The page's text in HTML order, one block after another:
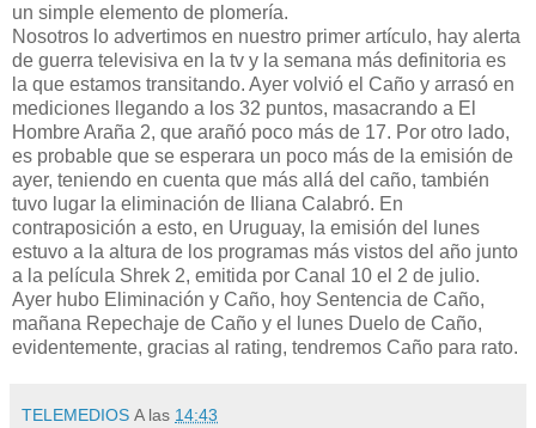
un simple elemento de plomería.
Nosotros lo advertimos en nuestro primer artículo, hay alerta
de guerra televisiva en la tv y la semana más definitoria es
la que estamos transitando. Ayer volvió el Caño y arrasó en
mediciones llegando a los 32 puntos, masacrando a El
Hombre Araña 2, que arañó poco más de 17. Por otro lado,
es probable que se esperara un poco más de la emisión de
ayer, teniendo en cuenta que más allá del caño, también
tuvo lugar la eliminación de Iliana Calabró. En
contraposición a esto, en Uruguay, la emisión del lunes
estuvo a la altura de los programas más vistos del año junto
a la película Shrek 2, emitida por Canal 10 el 2 de julio.
Ayer hubo Eliminación y Caño, hoy Sentencia de Caño,
mañana Repechaje de Caño y el lunes Duelo de Caño,
evidentemente, gracias al rating, tendremos Caño para rato.
TELEMEDIOS A las 14:43